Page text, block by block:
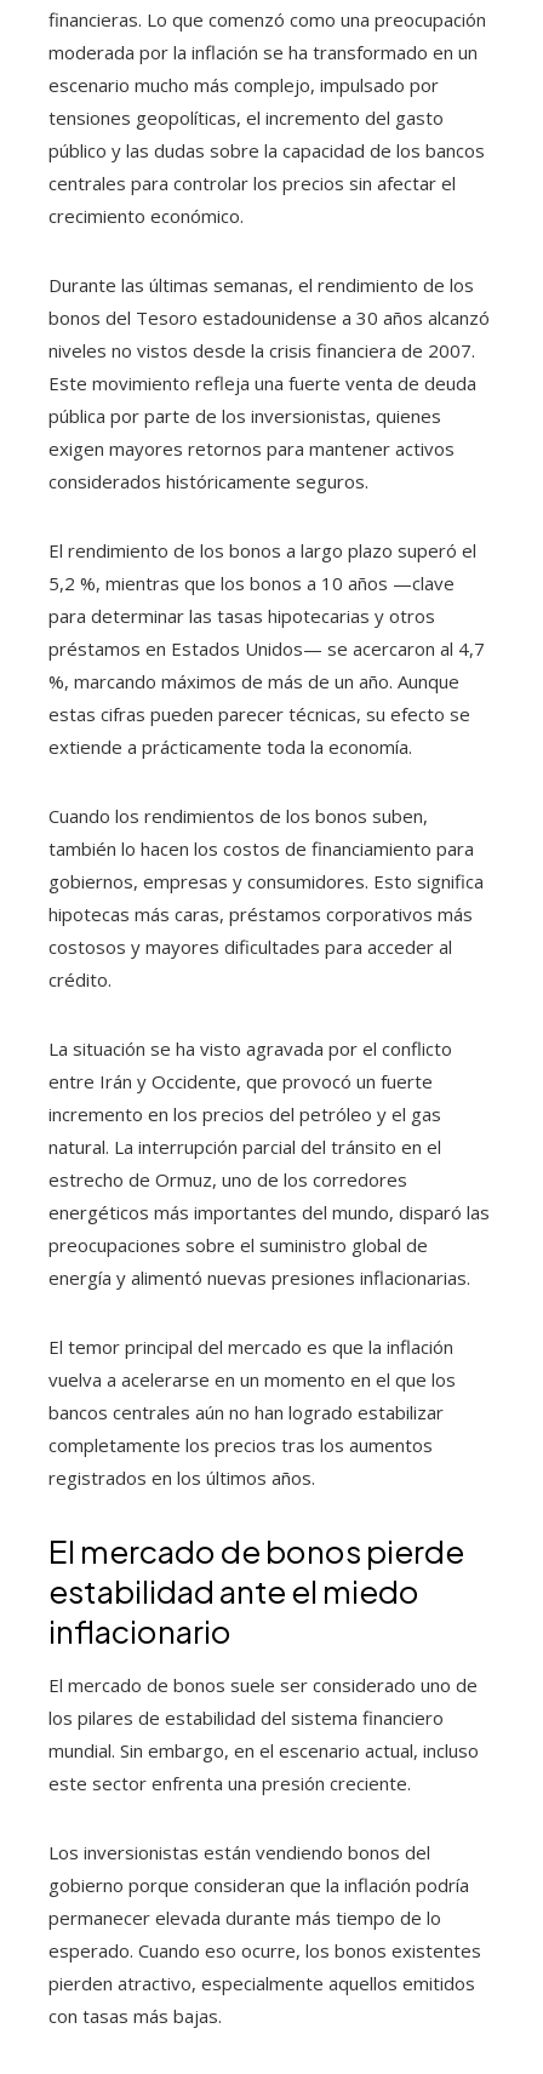
financieras. Lo que comenzó como una preocupación
moderada por la inflación se ha transformado en un
escenario mucho más complejo, impulsado por
tensiones geopolíticas, el incremento del gasto
público y las dudas sobre la capacidad de los bancos
centrales para controlar los precios sin afectar el
crecimiento económico.
Durante las últimas semanas, el rendimiento de los
bonos del Tesoro estadounidense a 30 años alcanzó
niveles no vistos desde la crisis financiera de 2007.
Este movimiento refleja una fuerte venta de deuda
pública por parte de los inversionistas, quienes
exigen mayores retornos para mantener activos
considerados históricamente seguros.
El rendimiento de los bonos a largo plazo superó el
5,2 %, mientras que los bonos a 10 años —clave
para determinar las tasas hipotecarias y otros
préstamos en Estados Unidos— se acercaron al 4,7
%, marcando máximos de más de un año. Aunque
estas cifras pueden parecer técnicas, su efecto se
extiende a prácticamente toda la economía.
Cuando los rendimientos de los bonos suben,
también lo hacen los costos de financiamiento para
gobiernos, empresas y consumidores. Esto significa
hipotecas más caras, préstamos corporativos más
costosos y mayores dificultades para acceder al
crédito.
La situación se ha visto agravada por el conflicto
entre Irán y Occidente, que provocó un fuerte
incremento en los precios del petróleo y el gas
natural. La interrupción parcial del tránsito en el
estrecho de Ormuz, uno de los corredores
energéticos más importantes del mundo, disparó las
preocupaciones sobre el suministro global de
energía y alimentó nuevas presiones inflacionarias.
El temor principal del mercado es que la inflación
vuelva a acelerarse en un momento en el que los
bancos centrales aún no han logrado estabilizar
completamente los precios tras los aumentos
registrados en los últimos años.
El mercado de bonos pierde
estabilidad ante el miedo
inflacionario
El mercado de bonos suele ser considerado uno de
los pilares de estabilidad del sistema financiero
mundial. Sin embargo, en el escenario actual, incluso
este sector enfrenta una presión creciente.
Los inversionistas están vendiendo bonos del
gobierno porque consideran que la inflación podría
permanecer elevada durante más tiempo de lo
esperado. Cuando eso ocurre, los bonos existentes
pierden atractivo, especialmente aquellos emitidos
con tasas más bajas.